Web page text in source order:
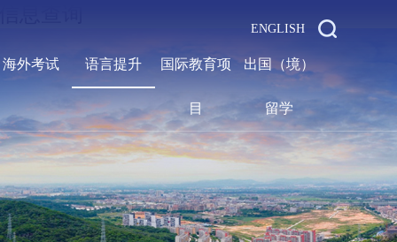
ENGLISH
海外考试 语言提升 国际教育项
目
出国（境）
留学